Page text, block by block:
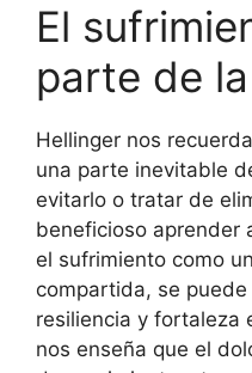
El
parte de
Hellinger nos
una parte inevitable
evitarlo o tratar de
beneficioso aprender
el sufrimiento como
compartida, se
resiliencia y fortaleza
nos enseña que el